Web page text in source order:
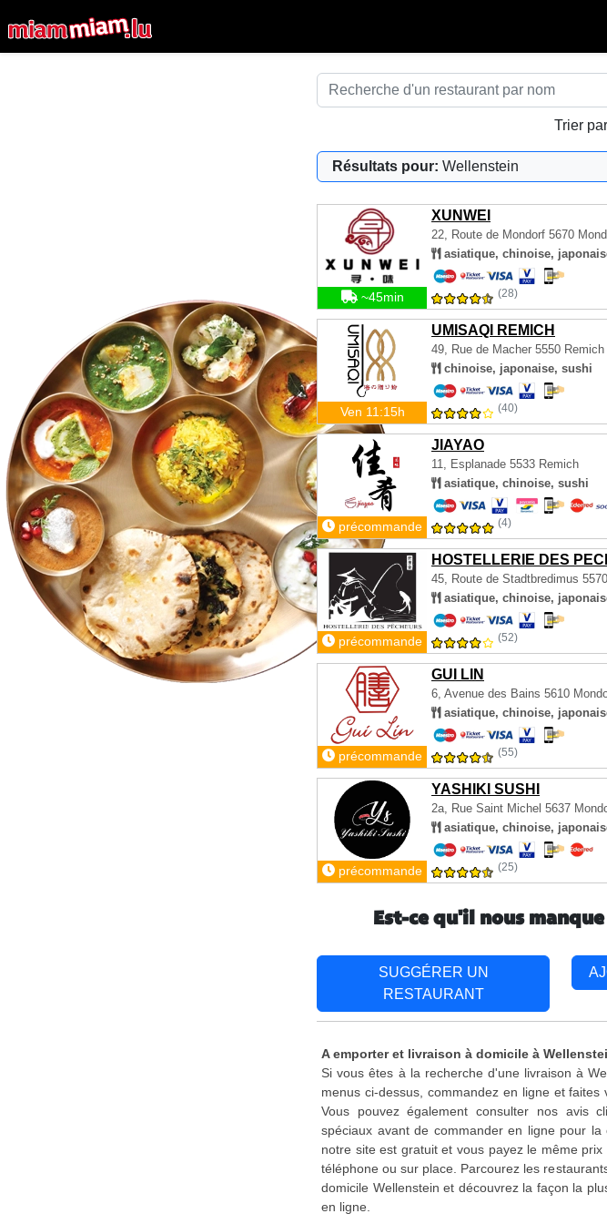
Trier
Résultats pour: Wellenstein
XUNWEI
22, Route de Mondorf 5670
asiatique, chinoise,
~45min (28)
UMISAQI REMICH
49, Rue de Macher 5550 Remich
chinoise, japonaise, sushi
Ven 11:15h (40)
JIAYAO
11, Esplanade 5533 Remich
asiatique, chinoise, sushi
précommande (4)
HOSTELLERIE DES
45, Route de Stadtbredimus
asiatique, chinoise,
précommande (52)
GUI LIN
6, Avenue des Bains 5610
asiatique, chinoise,
précommande (55)
YASHIKI SUSHI
2a, Rue Saint Michel 5637
asiatique, chinoise,
précommande (25)
Est-ce qu'il nous
SUGGÉRER UN
RESTAURANT
A emporter et livraison à domicile à
Si vous êtes à la recherche d'une livraison à
menus ci-dessus, commandez en ligne et faites
Vous pouvez également consulter nos avis
spéciaux avant de commander en ligne pour la
notre site est gratuit et vous payez le même
téléphone ou sur place. Parcourez les
domicile Wellenstein et découvrez la façon la
en ligne.